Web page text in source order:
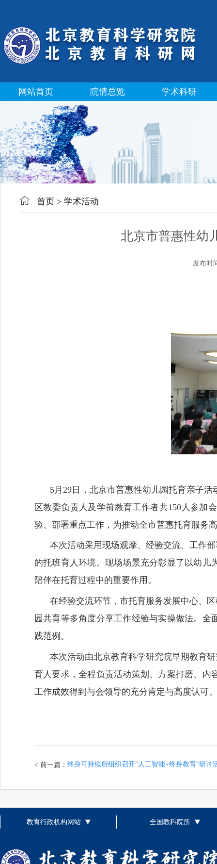
网站首页 院情总览 学术科研
首页 > 学术活动
北京市普惠性幼
发布时
5月29日，北京市普惠性幼儿园托育亲子
区教委负责人及学前教育工作者共150人参加
验、部署重点工作，为推动全市普惠托育服务
本次活动采用现场观摩、经验交流、工作
的托班育人环境。现场场景充分彰显了以幼
陪伴在托育过程中的重要作用。
在经验交流环节，市托育服务发展中心、
园共育等多角度分享工作经验与实操做法。
践范例。
本次活动由北京教育科学研究院早期教育
育人要求，全程负责活动策划、方案打磨、内
工作成效得到与会领导的充分肯定与高度认可。
< 前一篇： 终身可持续所组织召开“人工智能+终身教育”研讨
教育行政机构网站 全国教科院所